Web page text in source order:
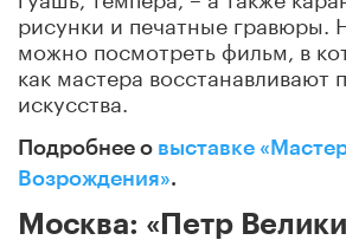
рисунки и печатные гравюры.
можно посмотреть фильм, в
как мастера восстанавливают
искусства.
Подробнее о выставке
Возрождения».
Москва: «Петр